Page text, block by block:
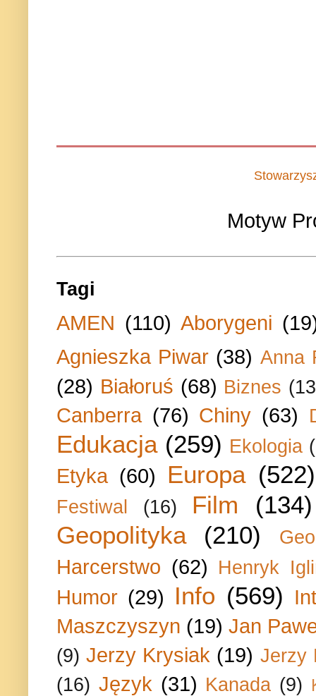
Motyw
Tagi
AMEN (110) Aborygeni
Agnieszka Piwar (38) Anna
(28) Białoruś (68) Biznes
Canberra (76) Chiny (63)
Edukacja (259) Ekologia
Etyka (60) Europa (522)
Festiwal (16) Film
(134)
Geopolityka
(210)
Harcerstwo (62) Henryk
Humor (29) Info (569)
Maszczyszyn (19) Jan
(9) Jerzy Krysiak (19) Jerzy
(16) Język (31) Kanada (9)